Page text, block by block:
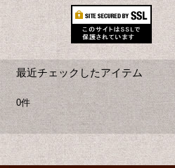
最近チェックしたアイテム
0件